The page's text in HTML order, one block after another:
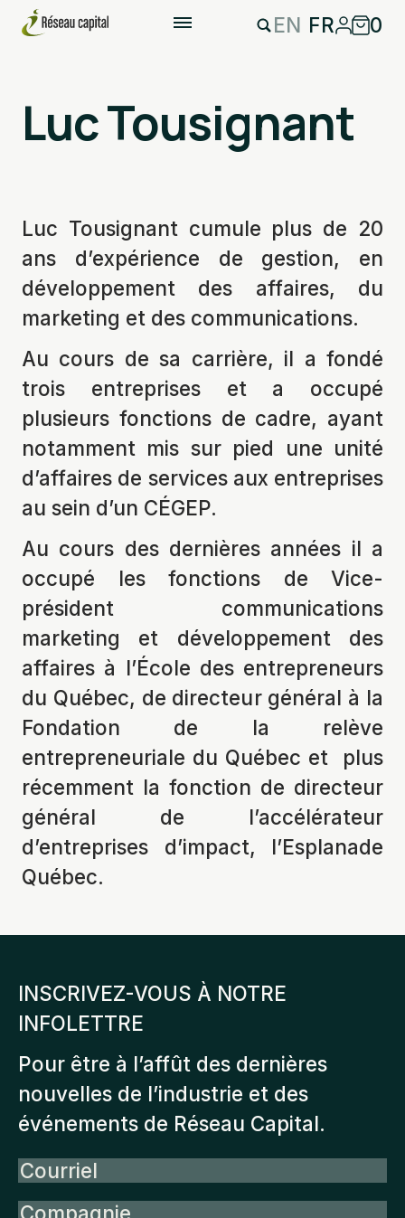
EN FR 0
Luc Tousignant
Luc Tousignant cumule plus de 20
ans d’expérience de gestion, en
développement des affaires, du
marketing et des communications.
Au cours de sa carrière, il a fondé
trois entreprises et a occupé
plusieurs fonctions de cadre, ayant
notamment mis sur pied une unité
d’affaires de services aux entreprises
au sein d’un CÉGEP.
Au cours des dernières années il a
occupé les fonctions de Vice-
président communications
marketing et développement des
affaires à l’École des entrepreneurs
du Québec, de directeur général à la
Fondation de la relève
entrepreneuriale du Québec et plus
récemment la fonction de directeur
général de l’accélérateur
d’entreprises d’impact, l’Esplanade
Québec.
INSCRIVEZ-VOUS À NOTRE
INFOLETTRE
Pour être à l’affût des dernières
nouvelles de l’industrie et des
événements de Réseau Capital.
Courriel
Compagnie